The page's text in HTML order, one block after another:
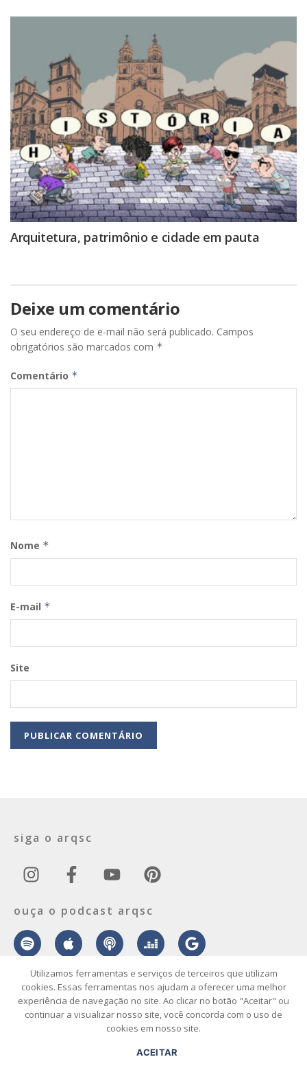
Arquitetura, patrimônio e cidade em pauta
Deixe um comentário
O seu endereço de e-mail não será publicado. Campos
obrigatórios são marcados com *
Comentário *
Nome *
E-mail *
Site
siga o arqsc
ouça o podcast arqsc
Santa Catarina – Todos os Direitos Reservados.
sobre contato envie seu projeto publicidade vídeo podcast
Utilizamos ferramentas e serviços de terceiros que utilizam
cookies. Essas ferramentas nos ajudam a oferecer uma melhor
experiência de navegação no site. Ao clicar no botão "Aceitar" ou
continuar a visualizar nosso site, você concorda com o uso de
cookies em nosso site.
ACEITAR